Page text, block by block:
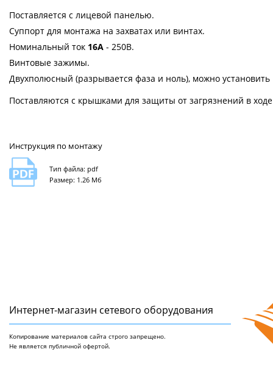
Поставляется с лицевой панелью.
Суппорт для монтажа на захватах или винтах.
Номинальный ток 16А - 250В.
Винтовые зажимы.
Двухполюсный (разрывается фаза и ноль), можно
Поставляются с крышками для защиты от загрязнений в
Инструкция по монтажу
Тип файла: pdf
Размер: 1.26 Мб
Интернет-магазин сетeвого оборудования
Копирование материалов сайта строго запрещено.
Не является публичной офертой.